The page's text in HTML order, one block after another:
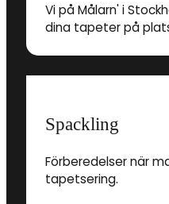
Vi på Målarn' i
dina tapeter på
Spackling
Förberedelser när
tapetsering.